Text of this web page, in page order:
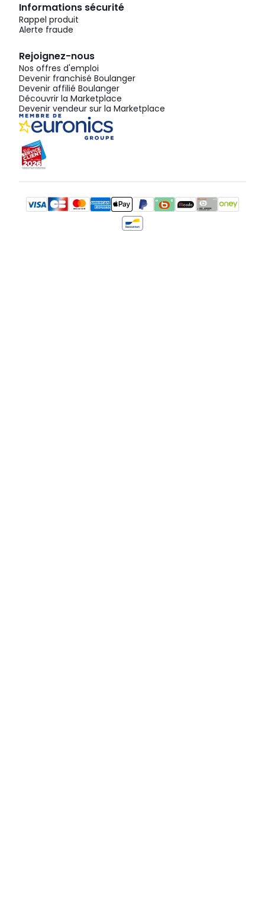
Informations sécurité
Rappel produit
Alerte fraude
Rejoignez-nous
Nos offres d'emploi
Devenir franchisé Boulanger
Devenir affilié Boulanger
Découvrir la Marketplace
Devenir vendeur sur la Marketplace